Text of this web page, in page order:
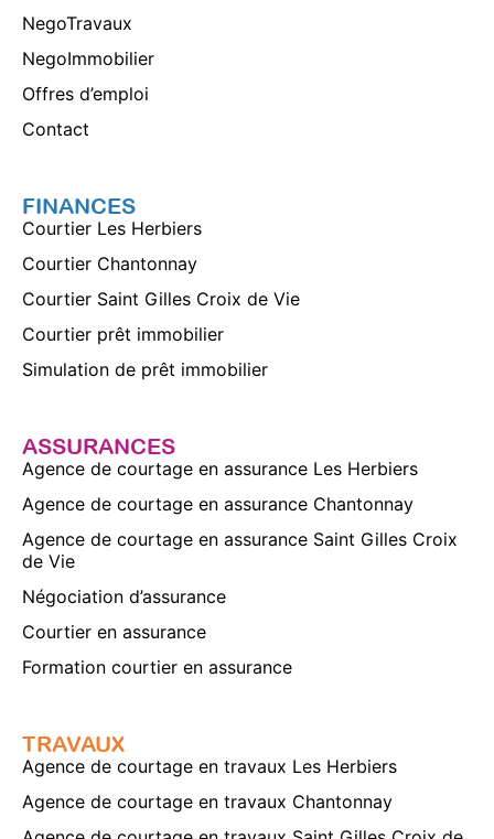
NegoTravaux
NegoImmobilier
Offres d’emploi
Contact
FINANCES
Courtier Les Herbiers
Courtier Chantonnay
Courtier Saint Gilles Croix de Vie
Courtier prêt immobilier
Simulation de prêt immobilier
ASSURANCES
Agence de courtage en assurance Les Herbiers
Agence de courtage en assurance Chantonnay
Agence de courtage en assurance Saint Gilles Croix
de Vie
Négociation d’assurance
Courtier en assurance
Formation courtier en assurance
TRAVAUX
Agence de courtage en travaux Les Herbiers
Agence de courtage en travaux Chantonnay